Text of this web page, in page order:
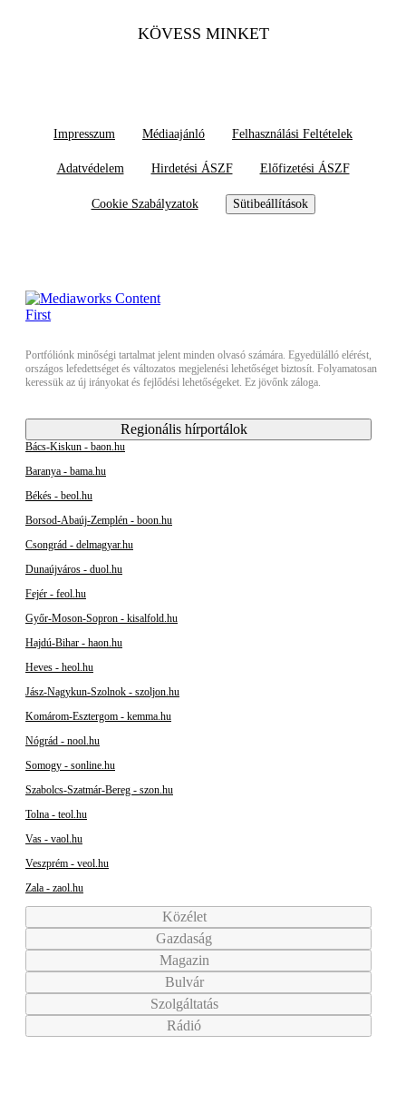
KÖVESS MINKET
Impresszum Médiaajánló Felhasználási Feltételek
Adatvédelem Hirdetési ÁSZF Előfizetési ÁSZF
Cookie Szabályzatok Sütibeállítások
Portfóliónk minőségi tartalmat jelent minden olvasó számára. Egyedülálló elérést,
országos lefedettséget és változatos megjelenési lehetőséget biztosít. Folyamatosan
keressük az új irányokat és fejlődési lehetőségeket. Ez jövőnk záloga.
Regionális hírportálok
Bács-Kiskun - baon.hu
Baranya - bama.hu
Békés - beol.hu
Borsod-Abaúj-Zemplén - boon.hu
Csongrád - delmagyar.hu
Dunaújváros - duol.hu
Fejér - feol.hu
Győr-Moson-Sopron - kisalfold.hu
Hajdú-Bihar - haon.hu
Heves - heol.hu
Jász-Nagykun-Szolnok - szoljon.hu
Komárom-Esztergom - kemma.hu
Nógrád - nool.hu
Somogy - sonline.hu
Szabolcs-Szatmár-Bereg - szon.hu
Tolna - teol.hu
Vas - vaol.hu
Veszprém - veol.hu
Zala - zaol.hu
Közélet
Gazdaság
Magazin
Bulvár
Szolgáltatás
Rádió